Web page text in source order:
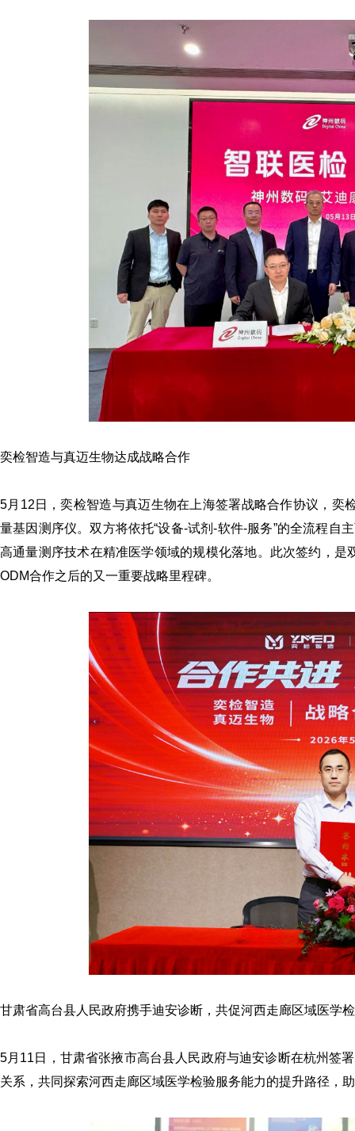
奕检智造与真迈生物达成战略合作
5月12日，奕检智造与真迈生物在上海签署战略合作协议，奕
量基因测序仪。双方将依托“设备-试剂-软件-服务”的全流程
高通量测序技术在精准医学领域的规模化落地。此次签约，
ODM合作之后的又一重要战略里程碑。
甘肃省高台县人民政府携手迪安诊断 ，共促河西走廊区域医学
5月11日，甘肃省张掖市高台县人民政府与迪安诊断在杭州签
关系，共同探索河西走廊区域医学检验服务能力的提升路径，